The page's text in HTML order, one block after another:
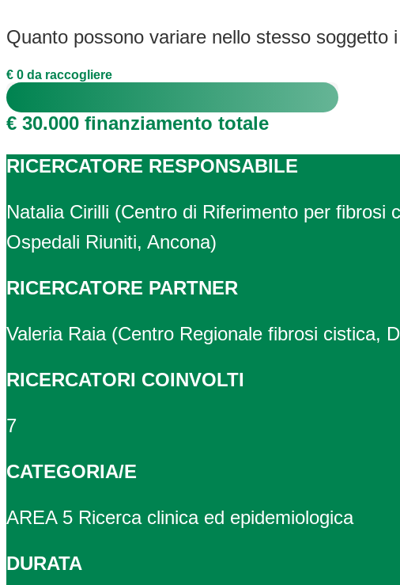
Quanto possono variare nello stesso soggetto
€ 0 da raccogliere
€ 30.000 finanziamento totale
RICERCATORE RESPONSABILE
Natalia Cirilli (Centro di Riferimento per
Ospedali Riuniti, Ancona)
RICERCATORE PARTNER
Valeria Raia (Centro Regionale fibrosi cistica,
RICERCATORI COINVOLTI
7
CATEGORIA/E
AREA 5 Ricerca clinica ed epidemiologica
DURATA